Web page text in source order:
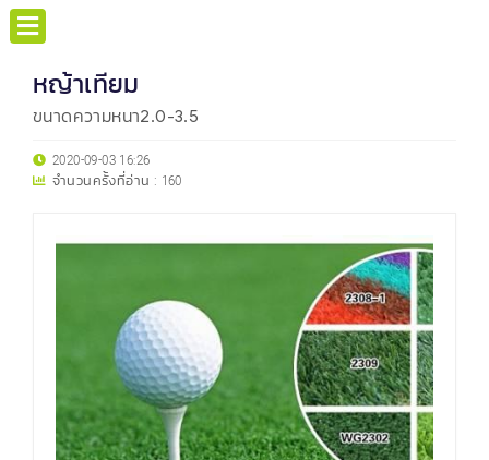
หญ้าเทียม
ขนาดความหนา2.0-3.5
2020-09-03 16:26
จำนวนครั้งที่อ่าน : 160